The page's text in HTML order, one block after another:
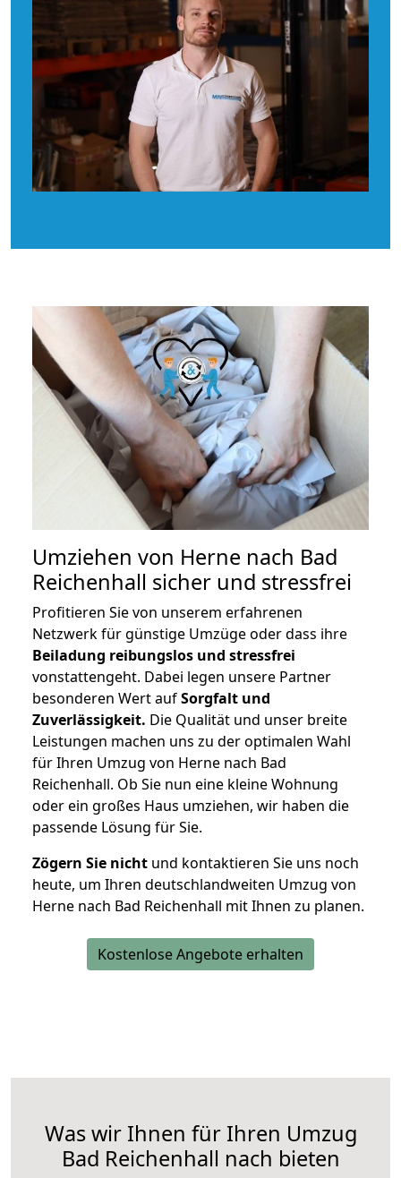
Umziehen von Herne nach Bad
Reichenhall sicher und stressfrei
Profitieren Sie von unserem erfahrenen
Netzwerk für günstige Umzüge oder dass ihre
Beiladung reibungslos und stressfrei
vonstattengeht. Dabei legen unsere Partner
besonderen Wert aufSorgfalt und
Zuverlässigkeit. Die Qualität und unser breite
Leistungen machen uns zu der optimalen Wahl
für Ihren Umzug von Herne nach Bad
Reichenhall. Ob Sie nun eine kleine Wohnung
oder ein großes Haus umziehen, wir haben die
passende Lösung für Sie.
Zögern Sie nicht und kontaktieren Sie uns noch
heute, um Ihren deutschlandweiten Umzug von
Herne nach Bad Reichenhall mit Ihnen zu planen.
Kostenlose Angebote erhalten
Was wir Ihnen für Ihren Umzug
Bad Reichenhall nach bieten